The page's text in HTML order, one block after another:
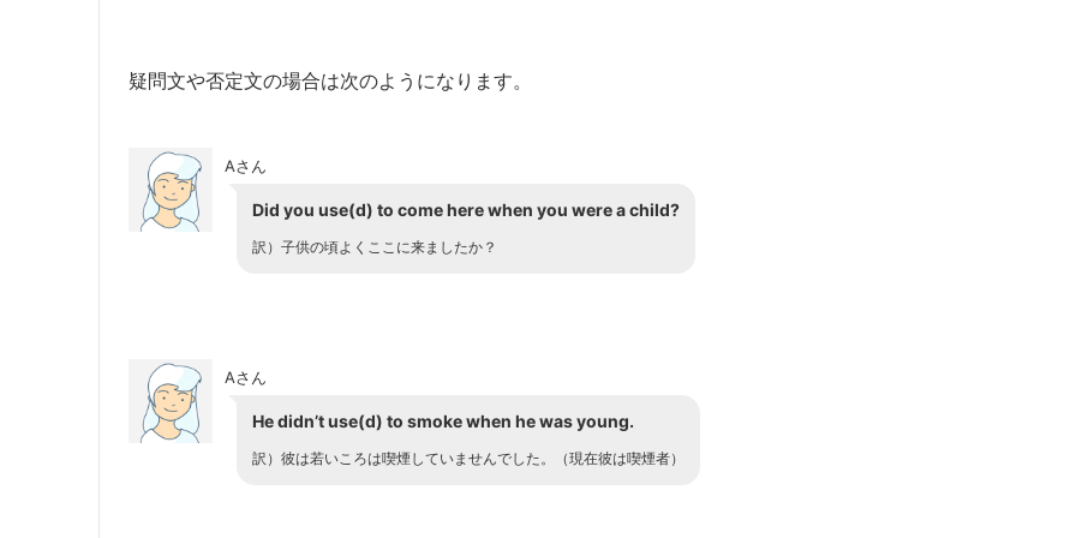
疑問文や否定文の場合は次のようになります。
Aさん
Did you use(d) to come here when you were a child?
訳） 子供の頃よくここに来ましたか？
Aさん
He didn’t use(d) to smoke when he was young.
訳） 彼は若いころは喫煙していませんでした。（現在彼は喫煙者）